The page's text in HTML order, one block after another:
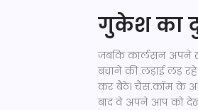
गुकेश का
जबकि कार्लसन अपने
बचाने की लड़ाई लड़
कर बैठे। चैस.कॉम के
बाद वे अपने आप को देख